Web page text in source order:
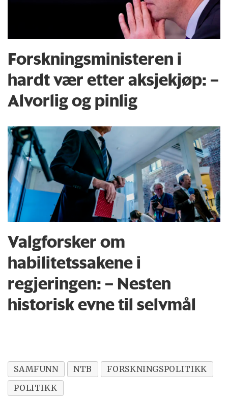
Forsknings­ministeren i
hardt vær etter aksjekjøp: –
Alvorlig og pinlig
Valgforsker om
habilitetssakene i
regjeringen: – Nesten
historisk evne til selvmål
SAMFUNN NTB
FORSKNINGSPOLITIKK
POLITIKK